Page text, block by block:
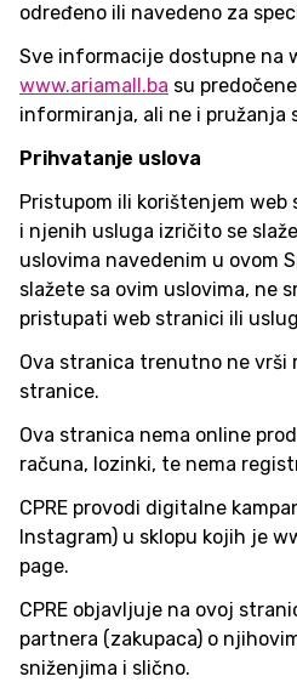
određeno ili navedeno za
Sve informacije dostupne na
www.ariamall.ba su
informiranja, ali ne i pružanja
Prihvatanje uslova
Pristupom ili korištenjem web
i njenih usluga izričito se
uslovima navedenim u ovom
slažete sa ovim uslovima, ne
pristupati web stranici ili
Ova stranica trenutno ne vrši
stranice.
Ova stranica nema online
računa, lozinki, te nema
CPRE provodi digitalne
Instagram) u sklopu kojih je
page.
CPRE objavljuje na ovoj
partnera (zakupaca) o
sniženjima i slično.